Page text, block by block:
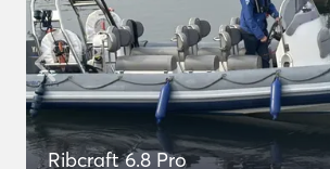
Ribcraft 6.8 Pro